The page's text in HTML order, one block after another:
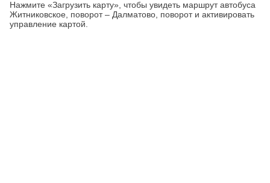
Нажмите «Загрузить карту», чтобы увидеть маршрут автобуса
Житниковское, поворот – Далматово, поворот и активировать
управление картой.